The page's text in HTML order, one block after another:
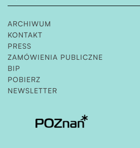
ARCHIWUM
KONTAKT
PRESS
ZAMÓWIENIA PUBLICZNE
BIP
POBIERZ
NEWSLETTER
Otwiera stronę w nowej karcie